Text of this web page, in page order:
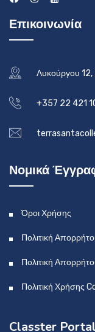
Επικοινωνία
Λυκούργου
+357 22 421
Νομικά
Όροι Χρήσης
Πολιτική
Πολιτική
Πολιτική Χρήσης
Classter Portal